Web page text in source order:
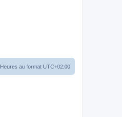
Heures au format UTC+02:00